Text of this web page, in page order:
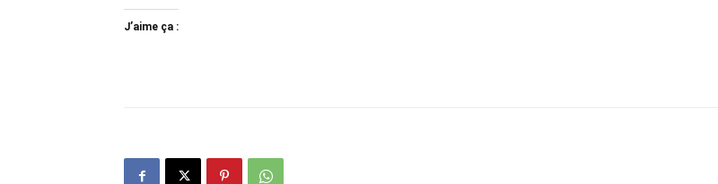
J’aime ça :